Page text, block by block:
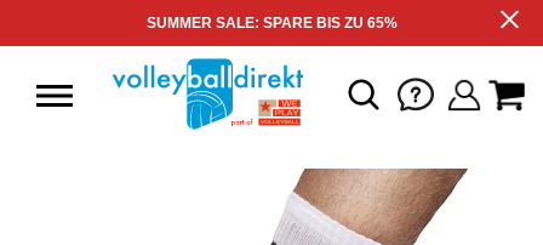
SUMMER SALE: SPARE BIS ZU 65%